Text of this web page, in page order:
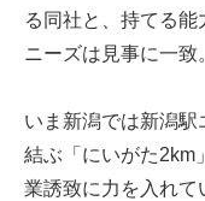
る同社と、持てる
ニーズは見事に一致
いま新潟では新潟
結ぶ「にいがた2km
業誘致に力を入れて